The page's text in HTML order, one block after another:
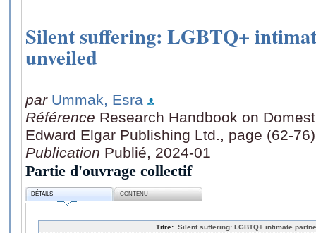
Silent suffering: LGBTQ+
unveiled
par Ummak, Esra
Référence Research Handbook on
Edward Elgar Publishing Ltd., page (62-76)
Publication Publié, 2024-01
Partie d'ouvrage collectif
DÉTAILS CONTENU
Titre: Silent suffering: LGBTQ+ intimate